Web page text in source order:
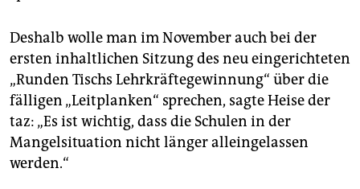
Deshalb wolle man im November auch bei der
ersten inhaltlichen Sitzung des neu eingerichteten
„Runden Tischs Lehrkräftegewinnung“ über die
fälligen „Leitplanken“ sprechen, sagte Heise der
taz: „Es ist wichtig, dass die Schulen in der
Mangelsituation nicht länger alleingelassen
werden.“